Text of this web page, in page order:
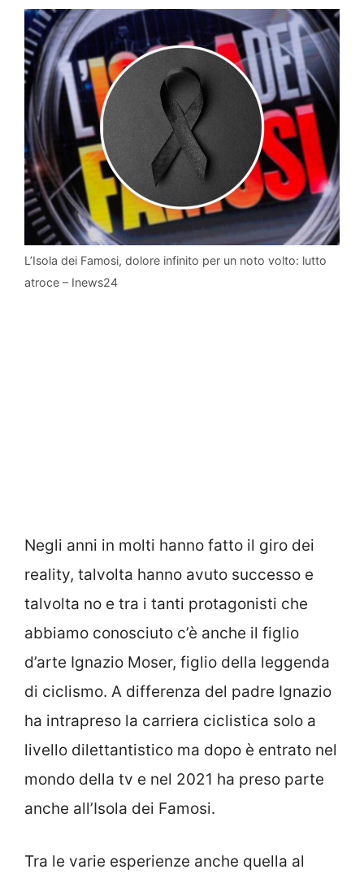
L’Isola dei Famosi, dolore infinito per un noto volto: lutto
atroce – Inews24
Negli anni in molti hanno fatto il giro dei
reality, talvolta hanno avuto successo e
talvolta no e tra i tanti protagonisti che
abbiamo conosciuto c’è anche il figlio
d’arte Ignazio Moser, figlio della leggenda
di ciclismo. A differenza del padre Ignazio
ha intrapreso la carriera ciclistica solo a
livello dilettantistico ma dopo è entrato nel
mondo della tv e nel 2021 ha preso parte
anche all’Isola dei Famosi.
Tra le varie esperienze anche quella al